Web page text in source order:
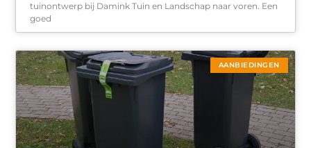
tuinontwerp bij Damink Tuin en Landschap naar voren. Een
goed
AANBIEDINGEN